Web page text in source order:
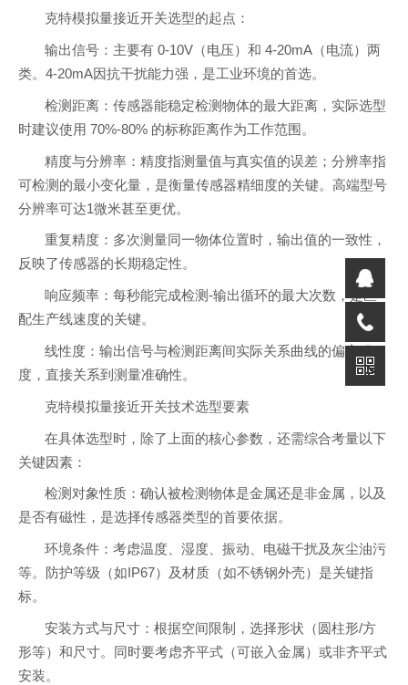
克特模拟量接近开关选型的起点：
输出信号：主要有 0-10V（电压）和 4-20mA（电流）两
类。4-20mA因抗干扰能力强，是工业环境的首选。
检测距离：传感器能稳定检测物体的最大距离，实际选型
时建议使用 70%-80% 的标称距离作为工作范围。
精度与分辨率：精度指测量值与真实值的误差；分辨率指
可检测的最小变化量，是衡量传感器精细度的关键。高端型号
分辨率可达1微米甚至更优。
重复精度：多次测量同一物体位置时，输出值的一致性，
反映了传感器的长期稳定性。
响应频率：每秒能完成检测-输出循环的最大次数，是匹
配生产线速度的关键。
线性度：输出信号与检测距离间实际关系曲线的偏离程
度，直接关系到测量准确性。
克特模拟量接近开关技术选型要素
在具体选型时，除了上面的核心参数，还需综合考量以下
关键因素：
检测对象性质：确认被检测物体是金属还是非金属，以及
是否有磁性，是选择传感器类型的首要依据。
环境条件：考虑温度、湿度、振动、电磁干扰及灰尘油污
等。防护等级（如IP67）及材质（如不锈钢外壳）是关键指
标。
安装方式与尺寸：根据空间限制，选择形状（圆柱形/方
形等）和尺寸。同时要考虑齐平式（可嵌入金属）或非齐平式
安装。